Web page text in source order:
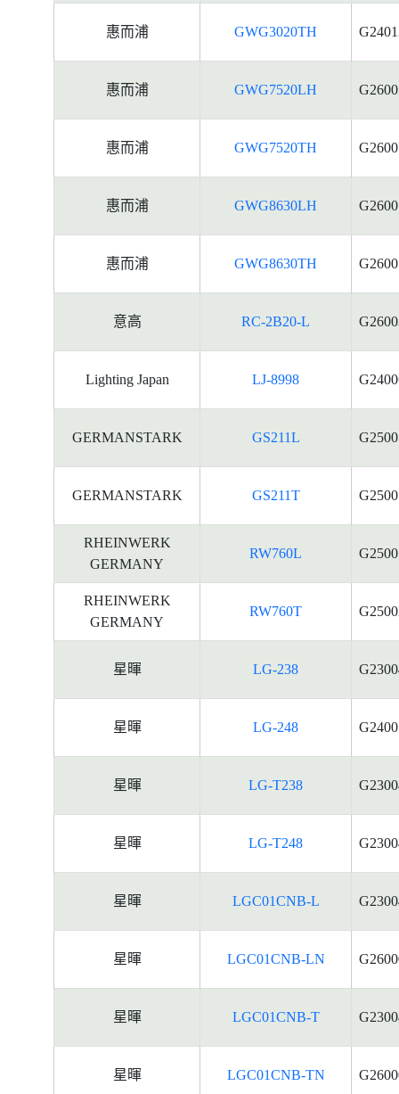
惠而浦 GWG3020TH
惠而浦 GWG7520LH
惠而浦 GWG7520TH
惠而浦 GWG8630LH
惠而浦 GWG8630TH
意高 RC-2B20-L
Lighting Japan LJ-8998
GERMANSTARK GS211L
GERMANSTARK GS211T
RHEINWERK
GERMANY
RW760L
RHEINWERK
GERMANY
RW760T
星暉 LG-238
星暉 LG-248
星暉 LG-T238
星暉 LG-T248
星暉 LGC01CNB-L
星暉 LGC01CNB-LN
星暉 LGC01CNB-T
星暉 LGC01CNB-TN